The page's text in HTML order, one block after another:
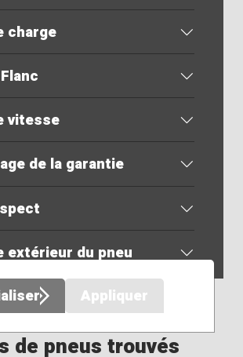
charge
vitesse
de la garantie
extérieur du pneu
Appliquer
de pneus trouvés